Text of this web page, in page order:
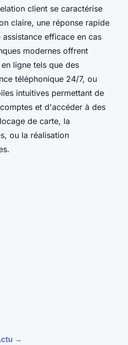
client se caractérise
claire, une réponse rapide
efficace en cas
modernes offrent
ligne tels que des
téléphonique 24/7, ou
intuitives permettant de
et d'accéder à des
de carte, la
ou la réalisation
→